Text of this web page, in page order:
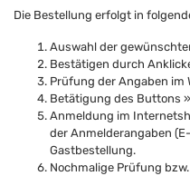
Die Bestellung erfolgt in
Auswahl der
Bestätigen durch
Prüfung der Angaben im
Betätigung des Buttons
Anmeldung im
der Anmelderangaben
Gastbestellung.
Nochmalige Prüfung